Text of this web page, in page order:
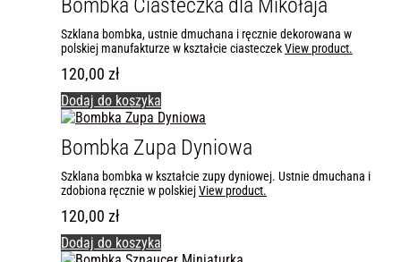
Bombka Ciasteczka dla Mikołaja
Szklana bombka, ustnie dmuchana i ręcznie dekorowana w
polskiej manufakturze w kształcie ciasteczekView product.
120,00 zł
Dodaj do koszyka
Bombka Zupa Dyniowa
Szklana bombka w kształcie zupy dyniowej. Ustnie dmuchana i
zdobiona ręcznie w polskiejView product.
120,00 zł
Dodaj do koszyka